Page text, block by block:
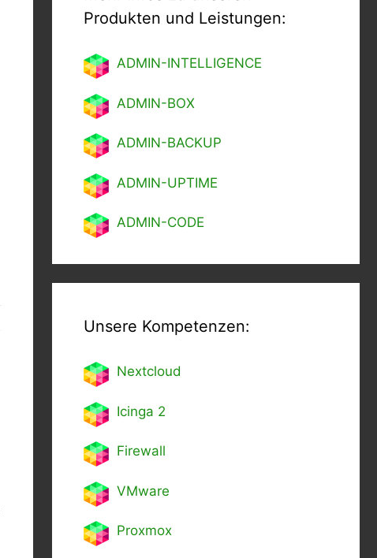
Produkten und Leistungen:
ADMIN-INTELLIGENCE
ADMIN-BOX
ADMIN-BACKUP
ADMIN-UPTIME
ADMIN-CODE
Unsere Kompetenzen:
Nextcloud
Icinga 2
Firewall
VMware
Proxmox